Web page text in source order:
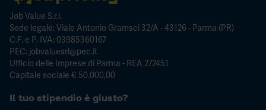
Job Value S.r.l.
Sede legale: Viale Antonio Gramsci 32/A - 43126 - Parma (PR)
C.F. e P. IVA: 03985360167
PEC: jobvaluesrl@pec.it
Ufficio delle Imprese di Parma - REA 272451
Capitale sociale € 50.000,00
Il tuo stipendio è giusto?